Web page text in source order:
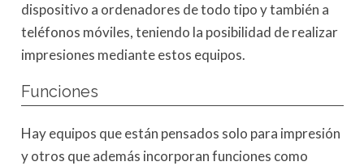
dispositivo a ordenadores de todo tipo y también a
teléfonos móviles, teniendo la posibilidad de realizar
impresiones mediante estos equipos.
Funciones
Hay equipos que están pensados solo para impresión
y otros que además incorporan funciones como